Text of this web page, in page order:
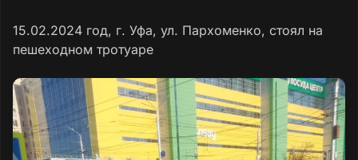
15.02.2024 год, г. Уфа, ул. Пархоменко, стоял на
пешеходном тротуаре